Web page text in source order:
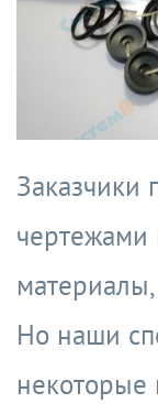
Заказчики
чертежами
Но наши
некоторые